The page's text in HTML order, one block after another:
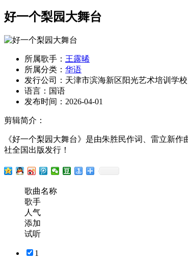
好一个梨园大舞台
所属歌手： 王露晞
所属分类： 华语
发行公司： 天津市滨海新区阳光艺术培训学校
语言： 国语
发布时间： 2026-04-01
剪辑简介：
《好一个梨园大舞台》是由朱胜民作词、雷立新
社全国出版发行！
歌曲名称
歌手
人气
添加
试听
1